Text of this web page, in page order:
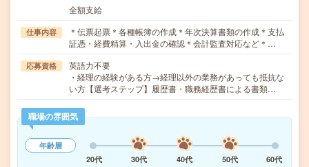
全額支給
仕事内容
＊伝票起票＊各種帳簿の作成＊年次決算書類の作成＊支払
証憑・経費精算・入出金の確認＊会計監査対応など＊…
応募資格
英語力不要
・経理の経験がある方→経理以外の業務があっても抵抗な
い方【選考ステップ】履歴書・職務経歴書による書類…
職場の雰囲気
年齢層
20代
30代 40代 50代
60代